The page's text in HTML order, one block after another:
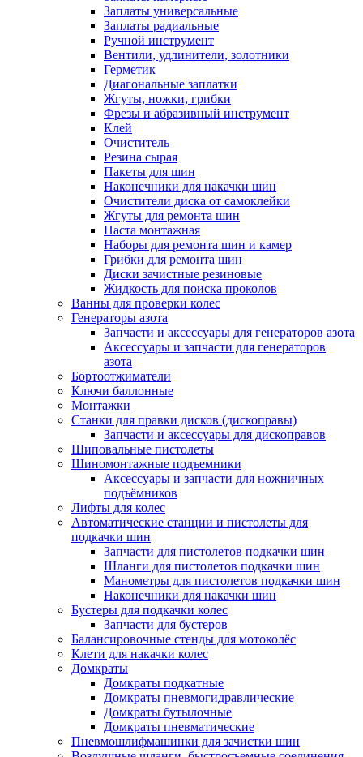
Заплаты универсальные
Заплаты радиальные
Ручной инструмент
Вентили, удлинители, золотники
Герметик
Диагональные заплатки
Жгуты, ножки, грибки
Фрезы и абразивный инструмент
Клей
Очиститель
Резина сырая
Пакеты для шин
Наконечники для накачки шин
Очистители диска от самоклейки
Жгуты для ремонта шин
Паста монтажная
Наборы для ремонта шин и камер
Грибки для ремонта шин
Диски зачистные резиновые
Жидкость для поиска проколов
Ванны для проверки колес
Генераторы азота
Запчасти и аксессуары для генераторов азота
Аксессуары и запчасти для генераторов
азота
Бортоотжиматели
Ключи баллонные
Монтажки
Станки для правки дисков (дископравы)
Запчасти и аксессуары для дископравов
Шиповальные пистолеты
Шиномонтажные подъемники
Аксессуары и запчасти для ножничных
подъёмников
Лифты для колес
Автоматические станции и пистолеты для
подкачки шин
Запчасти для пистолетов подкачки шин
Шланги для пистолетов подкачки шин
Манометры для пистолетов подкачки шин
Наконечники для накачки шин
Бустеры для подкачки колес
Запчасти для бустеров
Балансировочные стенды для мотоколёс
Клети для накачки колес
Домкраты
Домкраты подкатные
Домкраты пневмогидравлические
Домкраты бутылочные
Домкраты пневматические
Пневмошлифмашинки для зачистки шин